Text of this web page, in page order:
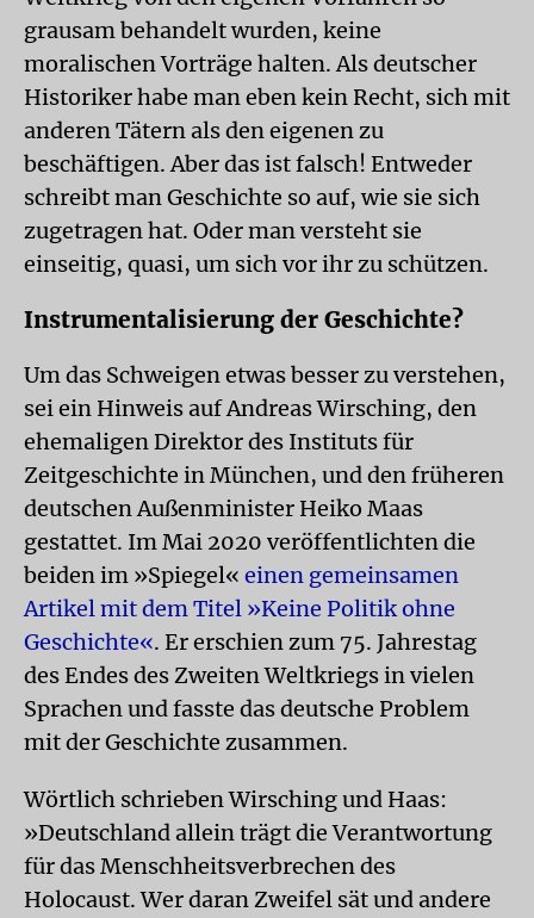
grausam behandelt wurden, keine
moralischen Vorträge halten. Als deutscher
Historiker habe man eben kein Recht, sich mit
anderen Tätern als den eigenen zu
beschäftigen. Aber das ist falsch! Entweder
schreibt man Geschichte so auf, wie sie sich
zugetragen hat. Oder man versteht sie
einseitig, quasi, um sich vor ihr zu schützen.
Instrumentalisierung der Geschichte?
Um das Schweigen etwas besser zu verstehen,
sei ein Hinweis auf Andreas Wirsching, den
ehemaligen Direktor des Instituts für
Zeitgeschichte in München, und den früheren
deutschen Außenminister Heiko Maas
gestattet. Im Mai 2020 veröffentlichten die
beiden im »Spiegel« einen gemeinsamen
Artikel mit dem Titel »Keine Politik ohne
Geschichte«. Er erschien zum 75. Jahrestag
des Endes des Zweiten Weltkriegs in vielen
Sprachen und fasste das deutsche Problem
mit der Geschichte zusammen.
Wörtlich schrieben Wirsching und Haas:
»Deutschland allein trägt die Verantwortung
für das Menschheitsverbrechen des
Holocaust. Wer daran Zweifel sät und andere